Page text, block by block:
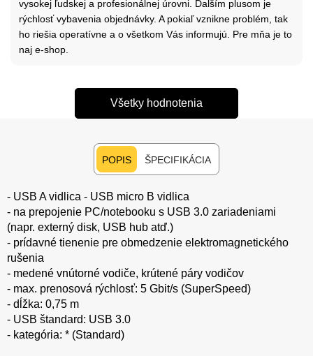
vysokej ľudskej a profesionálnej úrovni. Ďalším plusom je
rýchlosť vybavenia objednávky. A pokiaľ vznikne problém, tak
ho riešia operatívne a o všetkom Vás informujú. Pre mňa je to
naj e-shop.
Všetky hodnotenia
POPIS ŠPECIFIKÁCIA
- USB A vidlica - USB micro B vidlica
- na prepojenie PC/notebooku s USB 3.0 zariadeniami
(napr. externý disk, USB hub atď.)
- prídavné tienenie pre obmedzenie elektromagnetického
rušenia
- medené vnútorné vodiče, krútené páry vodičov
- max. prenosová rýchlosť: 5 Gbit/s (SuperSpeed)
- dĺžka: 0,75 m
- USB štandard: USB 3.0
- kategória: * (Standard)